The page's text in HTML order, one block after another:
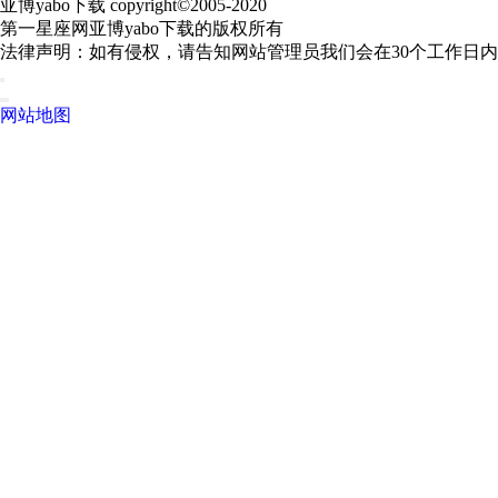
亚博yabo下载 copyright©2005-2020
第一星座网亚博yabo下载的版权所有
法律声明：如有侵权，请告知网站管理员我们会在30个工作日
网站地图